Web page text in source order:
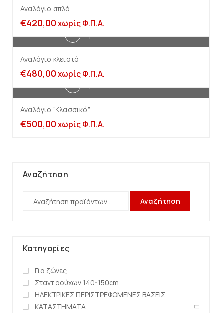
Αναλόγιο απλό
€420,00 χωρίς Φ.Π.Α.
Αναλόγιο κλειστό
€480,00 χωρίς Φ.Π.Α.
Αναλόγιο “Κλασσικό”
€500,00 χωρίς Φ.Π.Α.
Αναζήτηση
Αναζήτηση
Κατηγορίες
Για ζώνες
Σταντ ρούχων 140-150cm
ΗΛΕΚΤΡΙΚΕΣ ΠΕΡΙΣΤΡΕΦΟΜΕΝΕΣ ΒΑΣΕΙΣ
ΚΑΤΑΣΤΗΜΑΤΑ